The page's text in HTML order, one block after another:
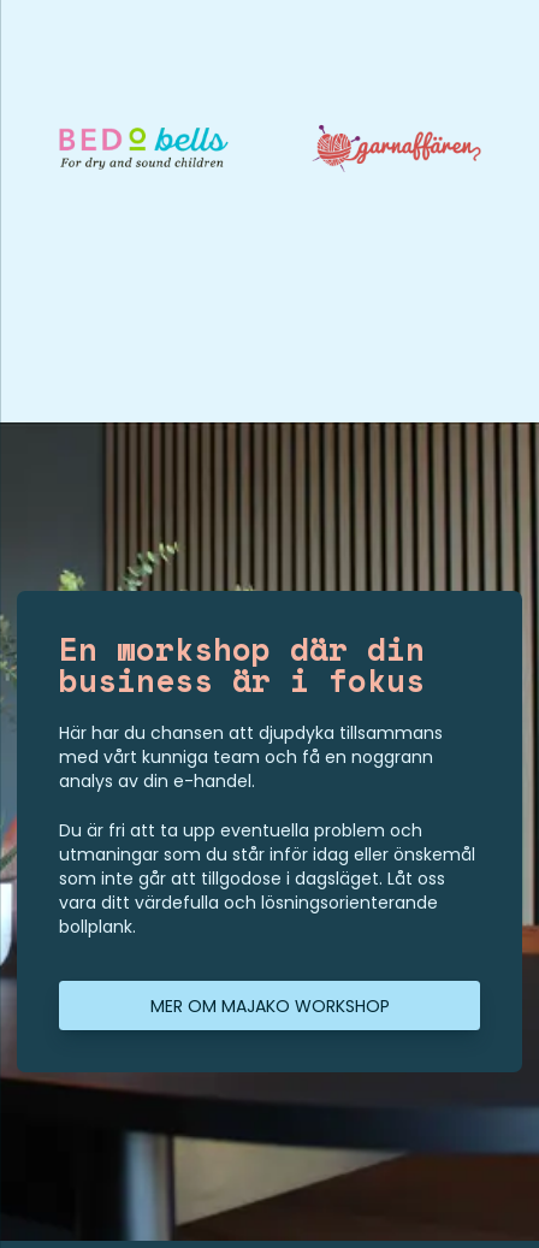
En workshop där din
business är i fokus
Här har du chansen att djupdyka tillsammans
med vårt kunniga team och få en noggrann
analys av din e-handel.
Du är fri att ta upp eventuella problem och
utmaningar som du står inför idag eller önskemål
som inte går att tillgodose i dagsläget. Låt oss
vara ditt värdefulla och lösningsorienterande
bollplank.
MER OM MAJAKO WORKSHOP